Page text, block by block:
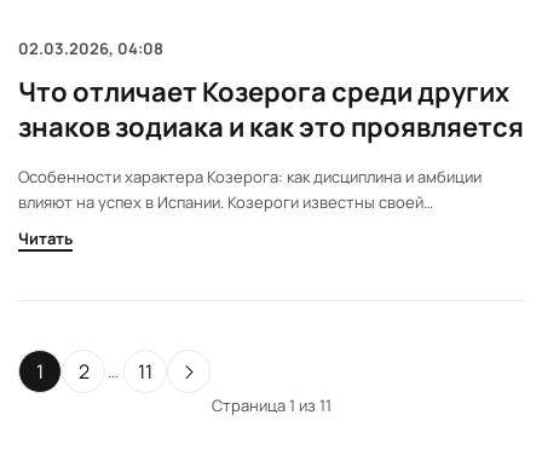
02.03.2026, 04:08
Что отличает Козерога среди других
знаков зодиака и как это проявляется
Особенности характера Козерога: как дисциплина и амбиции
влияют на успех в Испании. Козероги известны своей
настойчивостью и умением достигать целей. Их подход к жизни
строится на дисциплине и ответственности. Узнайте, как эти
Читать
1 2 … 11
Страница 1 из 11